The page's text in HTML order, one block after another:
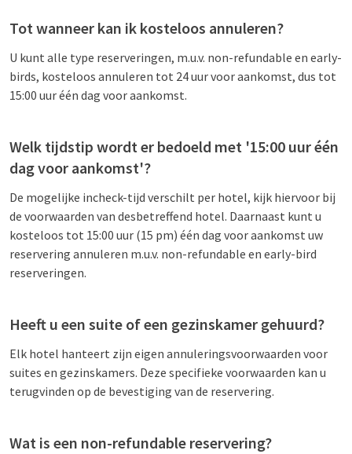
Tot wanneer kan ik kosteloos annuleren?
U kunt alle type reserveringen, m.u.v. non-refundable en early-
birds, kosteloos annuleren tot 24 uur voor aankomst, dus tot
15:00 uur één dag voor aankomst.
Welk tijdstip wordt er bedoeld met '15:00 uur één
dag voor aankomst'?
De mogelijke incheck-tijd verschilt per hotel, kijk hiervoor bij
de voorwaarden van desbetreffend hotel. Daarnaast kunt u
kosteloos tot 15:00 uur (15 pm) één dag voor aankomst uw
reservering annuleren m.u.v. non-refundable en early-bird
reserveringen.
Heeft u een suite of een gezinskamer gehuurd?
Elk hotel hanteert zijn eigen annuleringsvoorwaarden voor
suites en gezinskamers. Deze specifieke voorwaarden kan u
terugvinden op de bevestiging van de reservering.
Wat is een non-refundable reservering?